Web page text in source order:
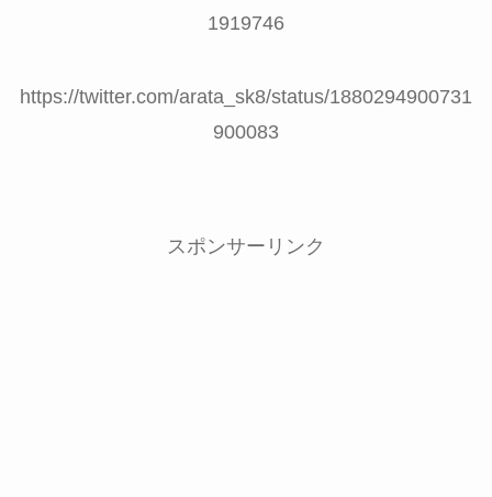
1919746
https://twitter.com/arata_sk8/status/1880294900731
900083
スポンサーリンク